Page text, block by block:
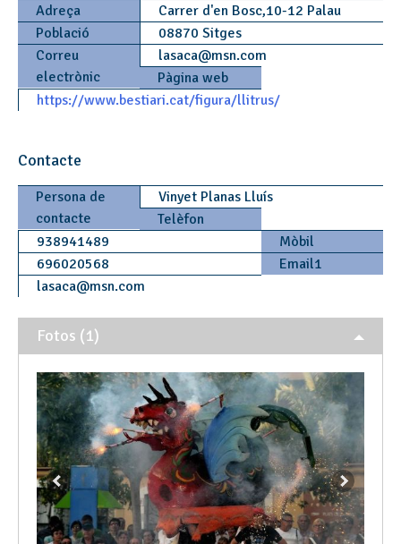
Adreça
Carrer d'en Bosc,10-12 Palau
Població
08870 Sitges
Correu
electrònic
lasaca@msn.com
Pàgina web
https://www.bestiari.cat/figura/llitrus/
Contacte
Persona de
contacte
Vinyet Planas Lluís
Telèfon
938941489
Mòbil
696020568
Email1
lasaca@msn.com
Fotos (1)